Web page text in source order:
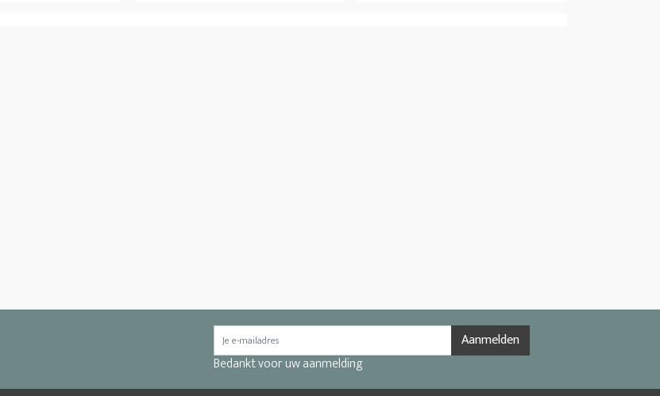
Aanmelden
Bedankt voor uw aanmelding